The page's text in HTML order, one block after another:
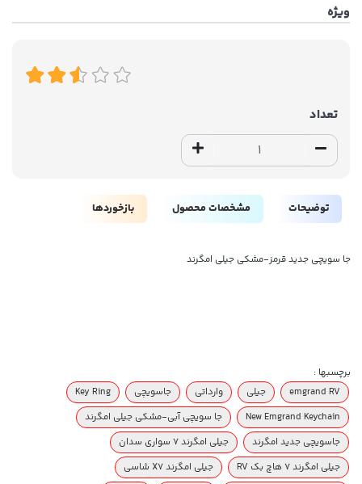
ویژه
تعداد
توضیحات مشخصات محصول بازخوردها
جا سویچی جدید قرمز-مشکی جیلی امگرند
برچسبها :
emgrand RV
جیلی وارداتی جاسویچی
Key Ring
New Emgrand Keychain
جا سویچی آبی-مشکی جیلی امگرند
جاسویچی جدید امگرند
جیلی امگرند ۷ سواری سدان
جیلی امگرند ۷ هاچ بک RV
جیلی امگرند X7 شاسی